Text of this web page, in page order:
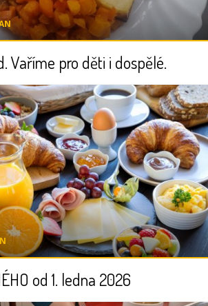
Vaříme pro děti i dospělé.
od 1. ledna 2026